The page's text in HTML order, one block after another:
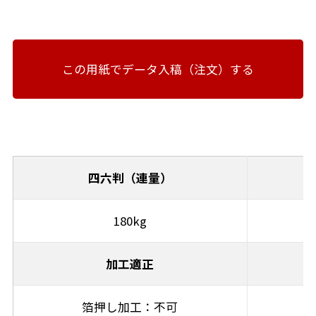
この用紙でデータ入稿（注文）する
四六判（連量）
180kg
加工適正
箔押し加工：不可